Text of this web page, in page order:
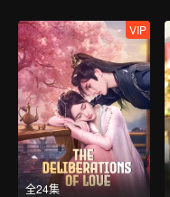
全24集
VIP